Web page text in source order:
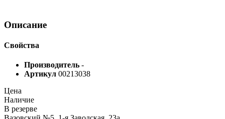
Описание
Свойства
Производитель -
Артикул 00213038
Цена
Наличие
В резерве